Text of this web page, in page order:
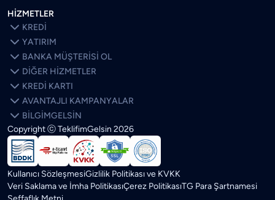
HİZMETLER
 KREDİ
 YATIRIM
 BANKA MÜŞTERİSİ OL
 DİĞER HİZMETLER
 KREDİ KARTI
 AVANTAJLI KAMPANYALAR
 BİLGİMGELSİN
SON BLOGLARÖNE ÇIKANLAR
Kredi Kartı Limitim Neden Düştü? Bankalar Limiti Neye Göre
Belirliyor?
Kredi Faizleri Düşerse Ev Fiyatları Ne Olur? Artar mı?
Copyright ⓒ TeklifimGelsin 2026
Kullanıcı SözleşmesiGizlilik Politikası ve KVKK
Veri Saklama ve İmha PolitikasıÇerez PolitikasıTG Para Şartnamesi